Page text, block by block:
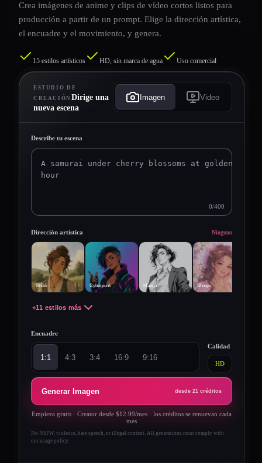
Crea imágenes de anime y clips de vídeo cortos listos para
producción a partir de un prompt. Elige la dirección artística,
el encuadre y el movimiento, y genera.
15 estilos artísticos HD, sin marca de agua Uso comercial
ESTUDIO DE
CREACIÓN Dirige una
nueva escena
Imagen Video
Describe tu escena
0/400
Dirección artística Ninguno
Ghibli Cyberpunk Manga Shoujo
+11 estilos más
Encuadre
1:1 4:3 3:4 16:9 9:16
Calidad
HD
Generar Imagen desde 21 créditos
Empieza gratis · Creator desde $12.99/mes · los créditos se renuevan cada
mes
No NSFW, violence, hate speech, or illegal content. All generations must comply with
our usage policy.